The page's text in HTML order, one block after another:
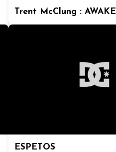
Trent McClung : AWAKE
ESPETOS